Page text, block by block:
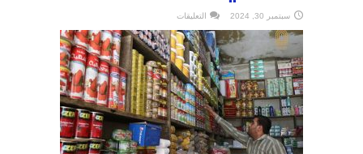
سبتمبر 30, 2024 التعليقات
في
غرفة
تجارة
دمشق:
ارتفاع
الأسعار
في
الأسواق
السورية
لارتفاع
تكاليف
الشحن
العالمي
مغلقة